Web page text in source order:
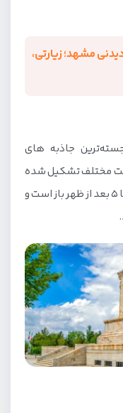
مشهد؛ زیارتی،
جاذبه های
مختلف تشکیل شده
است. این آرامگاه هر روز از ساعت 9 صبح تا 5 بعد از ظهر باز است و